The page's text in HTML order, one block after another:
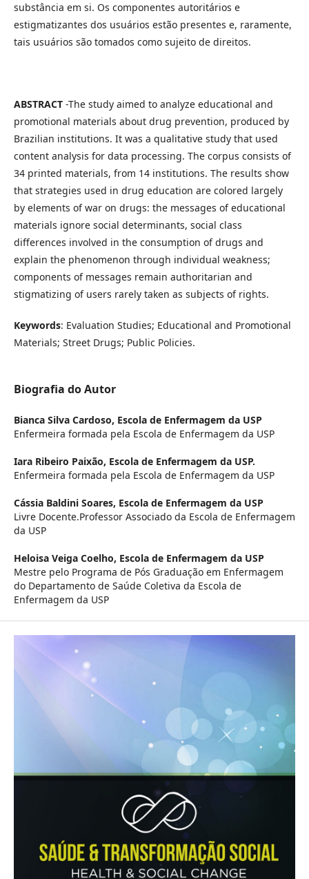
substância em si. Os componentes autoritários e
estigmatizantes dos usuários estão presentes e, raramente,
tais usuários são tomados como sujeito de direitos.
ABSTRACT -The study aimed to analyze educational and
promotional materials about drug prevention, produced by
Brazilian institutions. It was a qualitative study that used
content analysis for data processing. The corpus consists of
34 printed materials, from 14 institutions. The results show
that strategies used in drug education are colored largely
by elements of war on drugs: the messages of educational
materials ignore social determinants, social class
differences involved in the consumption of drugs and
explain the phenomenon through individual weakness;
components of messages remain authoritarian and
stigmatizing of users rarely taken as subjects of rights.
Keywords: Evaluation Studies; Educational and Promotional
Materials; Street Drugs; Public Policies.
Biografia do Autor
Bianca Silva Cardoso, Escola de Enfermagem da USP
Enfermeira formada pela Escola de Enfermagem da USP
Iara Ribeiro Paixão, Escola de Enfermagem da USP.
Enfermeira formada pela Escola de Enfermagem da USP
Cássia Baldini Soares, Escola de Enfermagem da USP
Livre Docente.Professor Associado da Escola de Enfermagem
da USP
Heloisa Veiga Coelho, Escola de Enfermagem da USP
Mestre pelo Programa de Pós Graduação em Enfermagem
do Departamento de Saúde Coletiva da Escola de
Enfermagem da USP